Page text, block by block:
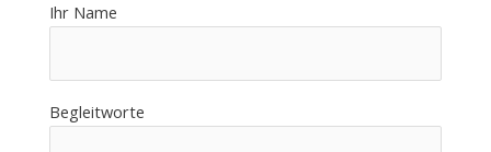
Ihr Name
Begleitworte